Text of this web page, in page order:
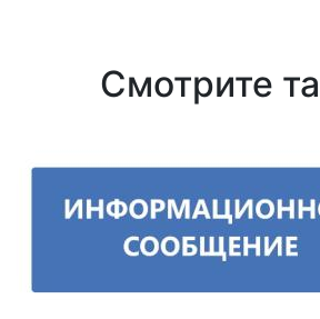
Смотрите